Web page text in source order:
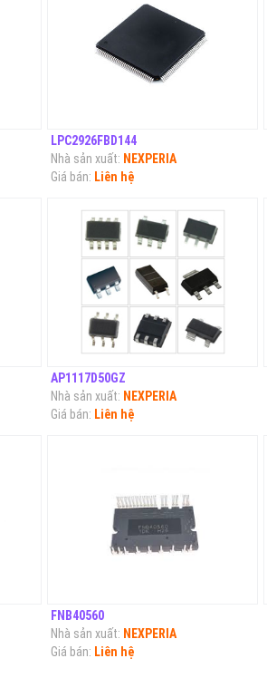
LPC2926FBD144
Nhà sản xuất: NEXPERIA
Giá bán: Liên hệ
AP1117D50GZ
Nhà sản xuất: NEXPERIA
Giá bán: Liên hệ
FNB40560
Nhà sản xuất: NEXPERIA
Giá bán: Liên hệ